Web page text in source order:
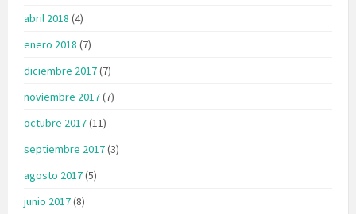
abril 2018 (4)
enero 2018 (7)
diciembre 2017(7)
noviembre 2017(7)
octubre 2017(11)
septiembre 2017(3)
agosto 2017(5)
junio 2017(8)